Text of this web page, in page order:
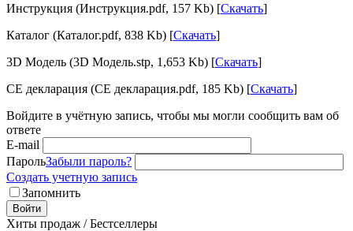
Инструкция (Инструкция.pdf, 157 Kb) [Скачать]
Каталог (Каталог.pdf, 838 Kb) [Скачать]
3D Модель (3D Модель.stp, 1,653 Kb) [Скачать]
CE декларация (CE декларация.pdf, 185 Kb) [Скачать]
Войдите в учётную запись, чтобы мы могли сообщить вам об
ответе
E-mail
ПарольЗабыли пароль?
Создать учетную запись
Запомнить
Войти
Хиты продаж / Бестселлеры